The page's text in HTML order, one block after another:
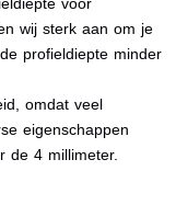
wij sterk aan om je
profieldiepte minder
omdat veel
eigenschappen
de 4 millimeter.